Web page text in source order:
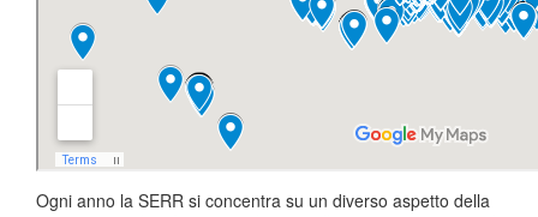
Ogni anno la SERR si concentra su un diverso aspetto della